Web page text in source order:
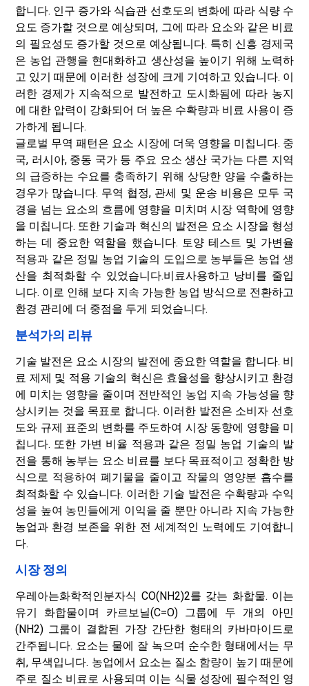
합니다. 인구 증가와 식습관 선호도의 변화에 ​​따라 식량 수
요도 증가할 것으로 예상되며, 그에 따라 요소와 같은 비료
의 필요성도 증가할 것으로 예상됩니다. 특히 신흥 경제국
은 농업 관행을 현대화하고 생산성을 높이기 위해 노력하
고 있기 때문에 이러한 성장에 크게 기여하고 있습니다. 이
러한 경제가 지속적으로 발전하고 도시화됨에 따라 농지
에 대한 압력이 강화되어 더 높은 수확량과 비료 사용이 증
가하게 됩니다.
글로벌 무역 패턴은 요소 시장에 더욱 영향을 미칩니다. 중
국, 러시아, 중동 국가 등 주요 요소 생산 국가는 다른 지역
의 급증하는 수요를 충족하기 위해 상당한 양을 수출하는
경우가 많습니다. 무역 협정, 관세 및 운송 비용은 모두 국
경을 넘는 요소의 흐름에 영향을 미치며 시장 역학에 영향
을 미칩니다. 또한 기술과 혁신의 발전은 요소 시장을 형성
하는 데 중요한 역할을 했습니다. 토양 테스트 및 가변율
적용과 같은 정밀 농업 기술의 도입으로 농부들은 농업 생
산을 최적화할 수 있었습니다.비료사용하고 낭비를 줄입
니다. 이로 인해 보다 지속 가능한 농업 방식으로 전환하고
환경 관리에 더 중점을 두게 되었습니다.
분석가의 리뷰
기술 발전은 요소 시장의 발전에 중요한 역할을 합니다. 비
료 제제 및 적용 기술의 혁신은 효율성을 향상시키고 환경
에 미치는 영향을 줄이며 전반적인 농업 지속 가능성을 향
상시키는 것을 목표로 합니다. 이러한 발전은 소비자 선호
도와 규제 표준의 변화를 주도하여 시장 동향에 영향을 미
칩니다. 또한 가변 비율 적용과 같은 정밀 농업 기술의 발
전을 통해 농부는 요소 비료를 보다 목표적이고 정확한 방
식으로 적용하여 폐기물을 줄이고 작물의 영양분 흡수를
최적화할 수 있습니다. 이러한 기술 발전은 수확량과 수익
성을 높여 농민들에게 이익을 줄 뿐만 아니라 지속 가능한
농업과 환경 보존을 위한 전 세계적인 노력에도 기여합니
다.
시장 정의
우레아는화학적인분자식 CO(NH2)2를 갖는 화합물. 이는
유기 화합물이며 카르보닐(C=O) 그룹에 두 개의 아민
(NH2) 그룹이 결합된 가장 간단한 형태의 카바마이드로
간주됩니다. 요소는 물에 잘 녹으며 순수한 형태에서는 무
취, 무색입니다. 농업에서 요소는 질소 함량이 높기 때문에
주로 질소 비료로 사용되며 이는 식물 성장에 필수적인 영